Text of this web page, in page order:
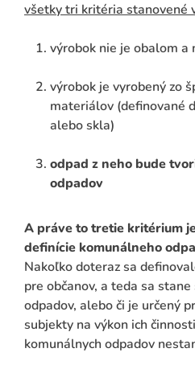
všetky tri kritéria stanovené
výrobok nie je obalom a
výrobok je vyrobený zo
materiálov (definované
alebo skla)
odpad z neho bude
odpadov
A práve to tretie kritérium
definície komunálneho
Nakoľko doteraz sa
pre občanov, a teda sa
odpadov, alebo či je určený
subjekty na výkon ich
komunálnych odpadov